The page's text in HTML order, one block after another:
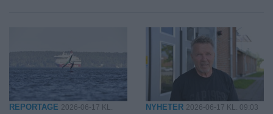
REPORTAGE 2026-06-17 KL.
NYHETER 2026-06-17 KL. 09:03